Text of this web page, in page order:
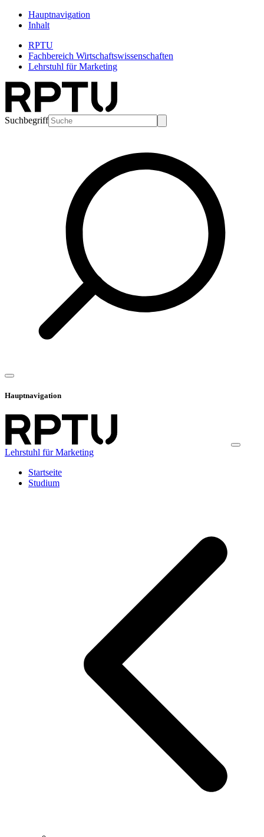
Hauptnavigation
Inhalt
RPTU
Fachbereich Wirtschaftswissenschaften
Lehrstuhl für Marketing
Suchbegriff
Hauptnavigation
Lehrstuhl für Marketing
Startseite
Studium